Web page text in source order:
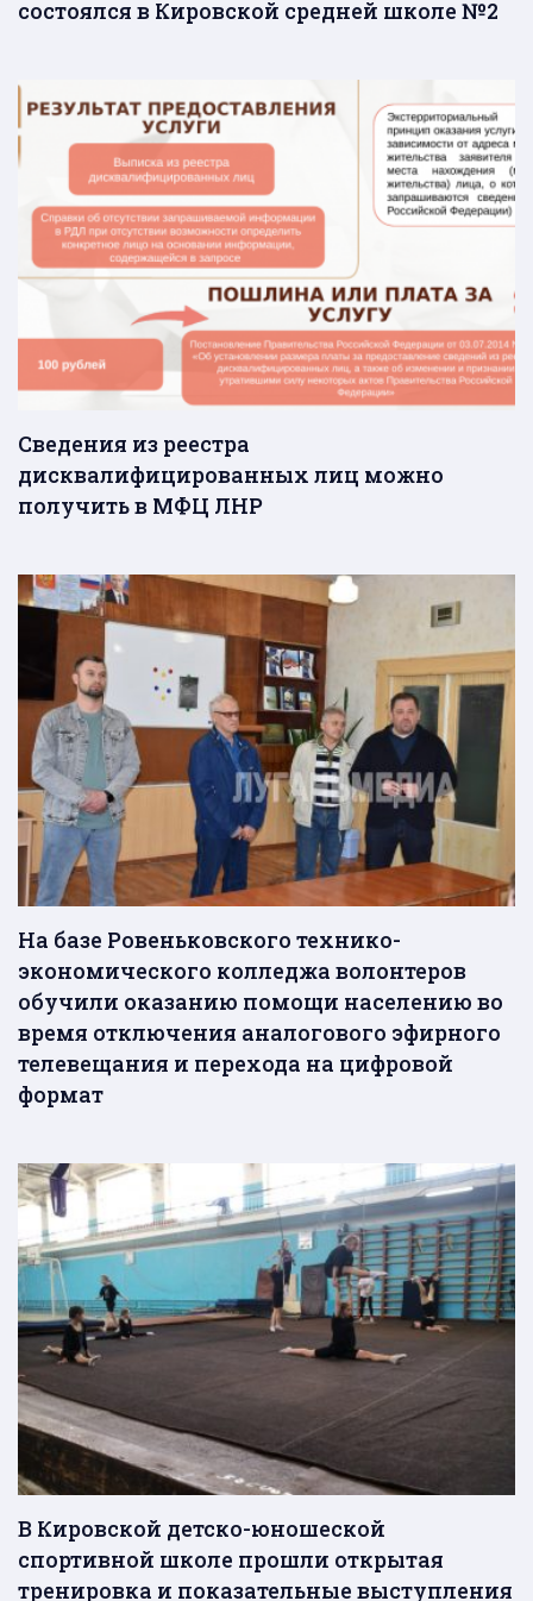
состоялся в Кировской средней школе №2
Сведения из реестра
дисквалифицированных лиц можно
получить в МФЦ ЛНР
На базе Ровеньковского технико-
экономического колледжа волонтеров
обучили оказанию помощи населению во
время отключения аналогового эфирного
телевещания и перехода на цифровой
формат
В Кировской детско-юношеской
спортивной школе прошли открытая
тренировка и показательные выступления